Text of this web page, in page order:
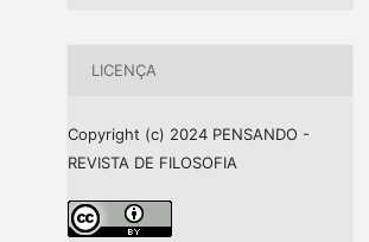
LICENÇA
Copyright (c) 2024 PENSANDO -
REVISTA DE FILOSOFIA